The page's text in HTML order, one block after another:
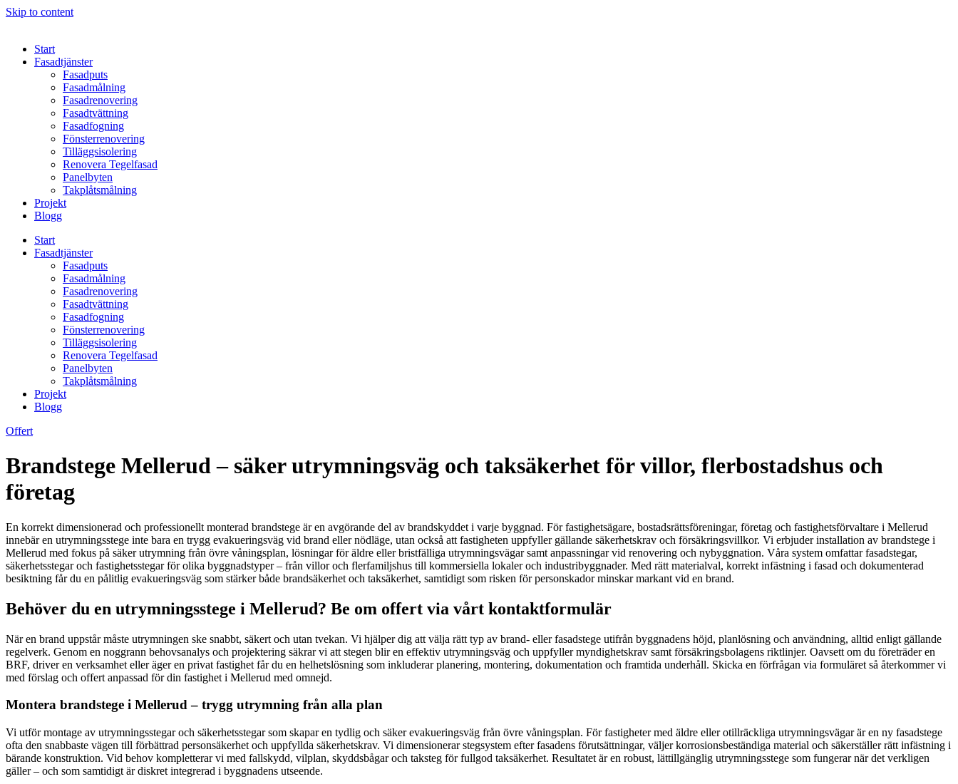
Skip to content
Start
Fasadtjänster
Fasadputs
Fasadmålning
Fasadrenovering
Fasadtvättning
Fasadfogning
Fönsterrenovering
Tilläggsisolering
Renovera Tegelfasad
Panelbyten
Takplåtsmålning
Projekt
Blogg
Start
Fasadtjänster
Fasadputs
Fasadmålning
Fasadrenovering
Fasadtvättning
Fasadfogning
Fönsterrenovering
Tilläggsisolering
Renovera Tegelfasad
Panelbyten
Takplåtsmålning
Projekt
Blogg
Offert
Brandstege Mellerud – säker utrymningsväg och taksäkerhet för villor, flerbostadshus och
företag
En korrekt dimensionerad och professionellt monterad brandstege är en avgörande del av brandskyddet i varje byggnad. För fastighetsägare, bostadsrättsföreningar, företag och fastighetsförvaltare i Mellerud
innebär en utrymningsstege inte bara en trygg evakueringsväg vid brand eller nödläge, utan också att fastigheten uppfyller gällande säkerhetskrav och försäkringsvillkor. Vi erbjuder installation av brandstege i
Mellerud med fokus på säker utrymning från övre våningsplan, lösningar för äldre eller bristfälliga utrymningsvägar samt anpassningar vid renovering och nybyggnation. Våra system omfattar fasadstegar,
säkerhetsstegar och fastighetsstegar för olika byggnadstyper – från villor och flerfamiljshus till kommersiella lokaler och industribyggnader. Med rätt materialval, korrekt infästning i fasad och dokumenterad
besiktning får du en pålitlig evakueringsväg som stärker både brandsäkerhet och taksäkerhet, samtidigt som risken för personskador minskar markant vid en brand.
Behöver du en utrymningsstege i Mellerud? Be om offert via vårt kontaktformulär
När en brand uppstår måste utrymningen ske snabbt, säkert och utan tvekan. Vi hjälper dig att välja rätt typ av brand- eller fasadstege utifrån byggnadens höjd, planlösning och användning, alltid enligt gällande
regelverk. Genom en noggrann behovsanalys och projektering säkrar vi att stegen blir en effektiv utrymningsväg och uppfyller myndighetskrav samt försäkringsbolagens riktlinjer. Oavsett om du företräder en
BRF, driver en verksamhet eller äger en privat fastighet får du en helhetslösning som inkluderar planering, montering, dokumentation och framtida underhåll. Skicka en förfrågan via formuläret så återkommer vi
med förslag och offert anpassad för din fastighet i Mellerud med omnejd.
Montera brandstege i Mellerud – trygg utrymning från alla plan
Vi utför montage av utrymningsstegar och säkerhetsstegar som skapar en tydlig och säker evakueringsväg från övre våningsplan. För fastigheter med äldre eller otillräckliga utrymningsvägar är en ny fasadstege
ofta den snabbaste vägen till förbättrad personsäkerhet och uppfyllda säkerhetskrav. Vi dimensionerar stegsystem efter fasadens förutsättningar, väljer korrosionsbeständiga material och säkerställer rätt infästning i
bärande konstruktion. Vid behov kompletterar vi med fallskydd, vilplan, skyddsbågar och taksteg för fullgod taksäkerhet. Resultatet är en robust, lättillgänglig utrymningsstege som fungerar när det verkligen
gäller – och som samtidigt är diskret integrerad i byggnadens utseende.